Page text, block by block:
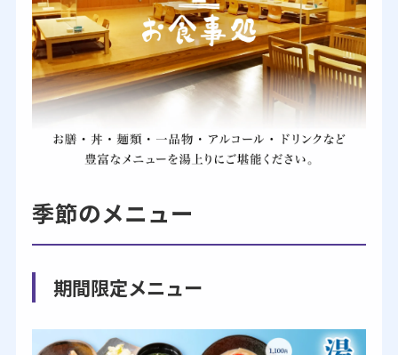
季節のメニュー
期間限定メニュー